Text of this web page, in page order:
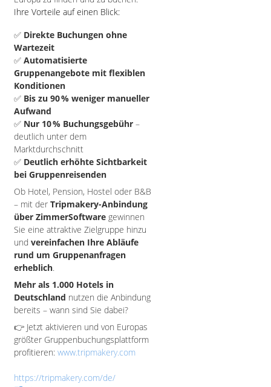
Ihre Vorteile auf einen Blick:
✅ Direkte Buchungen ohne
Wartezeit
✅ Automatisierte
Gruppenangebote mit flexiblen
Konditionen
✅ Bis zu 90 % weniger manueller
Aufwand
✅ Nur 10 % Buchungsgebühr –
deutlich unter dem
Marktdurchschnitt
✅ Deutlich erhöhte Sichtbarkeit
bei Gruppenreisenden
Ob Hotel, Pension, Hostel oder B&B
– mit der Tripmakery-Anbindung
über ZimmerSoftware gewinnen
Sie eine attraktive Zielgruppe hinzu
und vereinfachen Ihre Abläufe
rund um Gruppenanfragen
erheblich.
Mehr als 1.000 Hotels in
Deutschland nutzen die Anbindung
bereits – wann sind Sie dabei?
👉 Jetzt aktivieren und von Europas
größter Gruppenbuchungsplattform
profitieren: www.tripmakery.com
https://tripmakery.com/de/